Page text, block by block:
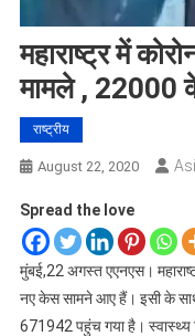
महाराष्ट्र में
मामले , 22000
राष्ट्रीय
August 22, 2020
Spread the love
मुंबई,22 अगस्त एएनएस।
नए केस सामने आए हैं। इसी के
671942 पहुंच गया है। स्वास्थ्य